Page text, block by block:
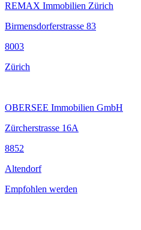
REMAX Immobilien Zürich
Birmensdorferstrasse 83
8003
Zürich
OBERSEE Immobilien GmbH
Zürcherstrasse 16A
8852
Altendorf
Empfohlen werden